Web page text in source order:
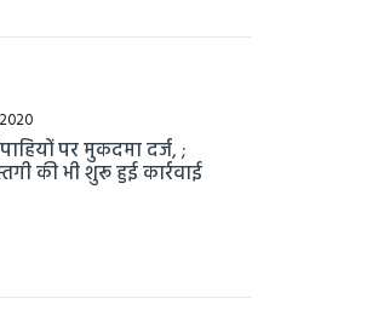
पर मुकदमा दर्ज, ;
की भी शुरू हुई कार्रवाई